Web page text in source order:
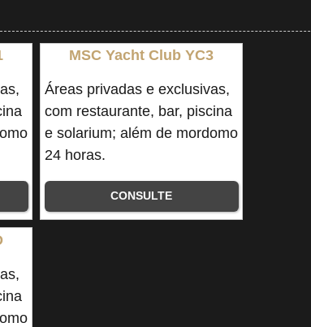
MSC Yacht Club YC3
Áreas privadas e exclusivas,
com restaurante, bar, piscina
e solarium; além de mordomo
24 horas.
CONSULTE